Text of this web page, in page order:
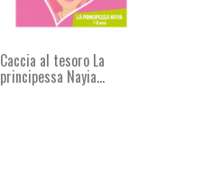
Caccia al tesoro La
principessa Nayia...